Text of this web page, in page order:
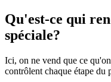
Qu'est-ce qui
spéciale?
Ici, on ne vend que ce
contrôlent chaque étape du